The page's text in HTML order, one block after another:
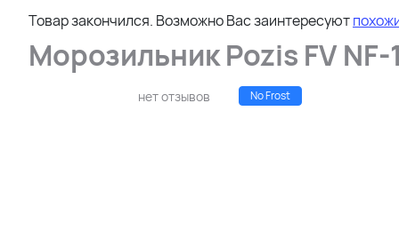
Товар закончился. Возможно Вас заинтересуют
Морозильник Pozis FV NF-
нет отзывов No Frost